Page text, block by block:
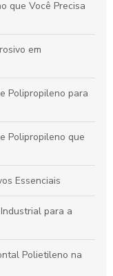
e Aplicações
Sustentáveis
que Você Precisa
em
Polipropileno para
Polipropileno que
Essenciais
para a
Polietileno na